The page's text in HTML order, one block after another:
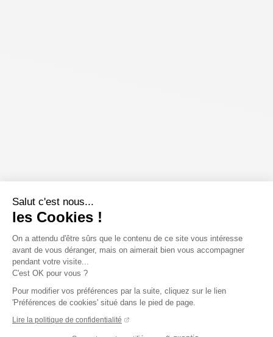
Salut c'est nous...
les Cookies !
On a attendu d'être sûrs que le contenu de ce site vous intéresse
avant de vous déranger, mais on aimerait bien vous accompagner
pendant votre visite...
C'est OK pour vous ?
Pour modifier vos préférences par la suite, cliquez sur le lien
'Préférences de cookies' situé dans le pied de page.
Lire la politique de confidentialité